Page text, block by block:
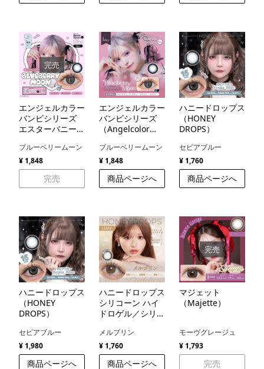
完売
エンジェルカラー
バンビシリーズ
エスターバニー
（Angelcolor
Bambi Series
Esther Bunny
package）
ブルーベリームーン
¥ 1,848
完売
エンジェルカラー
バンビシリーズ
（Angelcolor
ブルーベリームーン
¥ 1,848
商品ページへ
ハニードロップス
（HONEY
DROPS）
セピアブルー
¥ 1,760
商品ページへ
ハニードロップス
（HONEY
DROPS）
セピアブルー
¥ 1,980
商品ページへ
ハニードロップス
シリコーン ハイ
ドロゲル／シリコ
DROPS silicone
hydrogel）
メルプリン
¥ 1,760
商品ページへ
完売
マジェット
（Majette）
モーヴグレージュ
¥ 1,793
完売